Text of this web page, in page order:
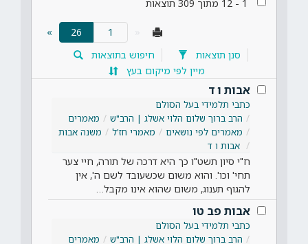
1
-
12 מתוך 309 תוצאות
26
»
סנן תוצאות
חיפוש בתוצאות
מיין לפי מיקום בעץ
אבות ו ד
כתבי תלמידי בעל הסולם
הרב ברוך שלום הלוי אשלג | הרב"ש
מאמרים
מאמרים לפי נושאים
מאמרי חז'ל
משנה אבות
אבות ו ד
ח"י סיון תשט"ו כך היא דרכה של תורה, חיי צער
תחי' וכו'. והוא משום שכשעובד לשם ה', אין
להגוף תענוג, משום שהוא אינו מקבל…
אבות פב טו
כתבי תלמידי בעל הסולם
הרב ברוך שלום הלוי אשלג | הרב"ש
מאמרים